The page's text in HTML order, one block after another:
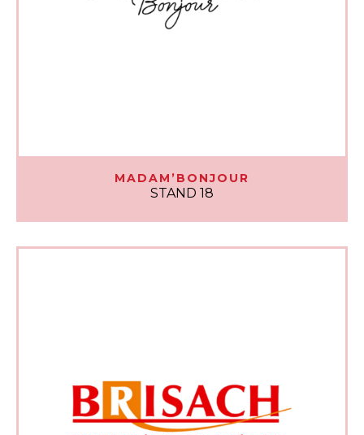
MADAM’BONJOUR
STAND 18